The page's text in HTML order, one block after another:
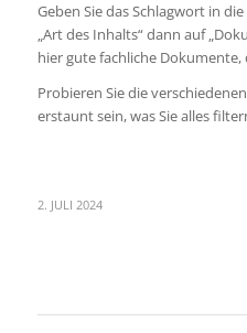
Geben Sie das Schlagwort in
„Art des Inhalts“ dann auf
hier gute fachliche Dokumente,
Probieren Sie die
erstaunt sein, was Sie alles
2. JULI 2024